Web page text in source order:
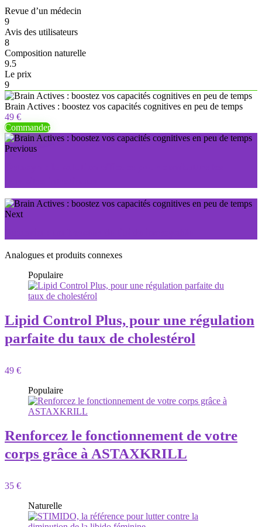
Revue d’un médecin
9
Avis des utilisateurs
8
Composition naturelle
9.5
Le prix
9
Brain Actives : boostez vos capacités cognitives en peu de temps
49 €
Commander
Previous
Next
Analogues et produits connexes
Populaire
Lipid Control Plus, pour une régulation
parfaite du taux de cholestérol
49 €
Populaire
Renforcez le fonctionnement de votre
corps grâce à ASTAXKRILL
35 €
Naturelle